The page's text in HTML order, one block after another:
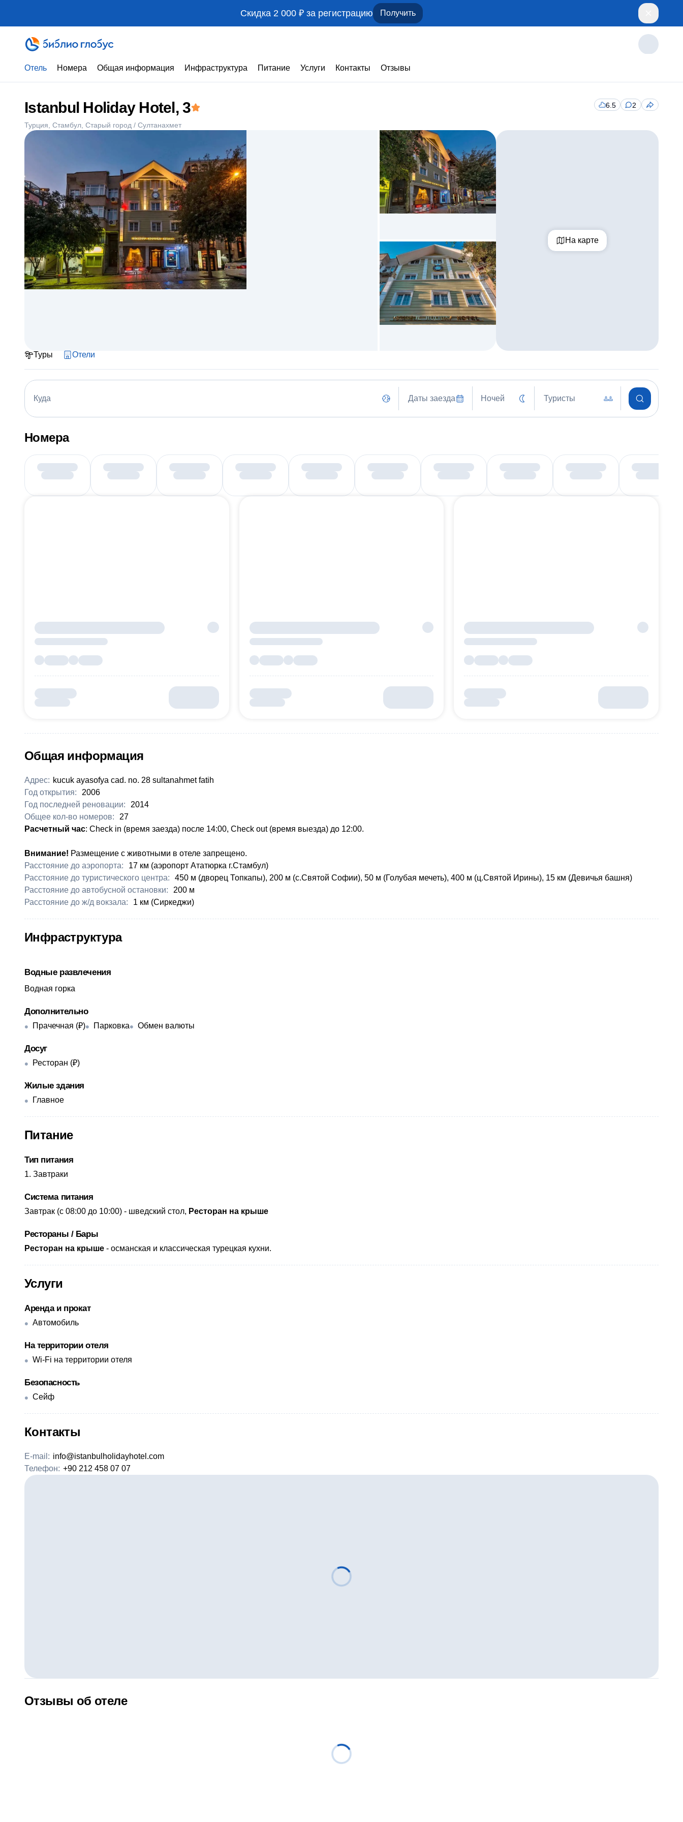
Скидка 2 000 ₽ за регистрацию Получить
Отель Номера Общая информация Инфраструктура Питание Услуги Контакты Отзывы
Istanbul Holiday Hotel, 3
Турция Стамбул Старый город / Султанахмет
6.5 2
На карте
Туры Отели
Куда Даты заезда Ночей Туристы
Номера
Общая информация
Адрес: kucuk ayasofya cad. no. 28 sultanahmet fatih
Год открытия:
2006
Год последней реновации:
2014
Общее кол-во номеров:
27
Расчетный час: Check in (время заезда) после 14:00, Check out (время выезда) до 12:00.
Внимание! Размещение с животными в отеле запрещено.
Расстояние до аэропорта:
17 км (аэропорт Ататюрка г.Стамбул)
Расстояние до туристического центра:
450 м (дворец Топкапы), 200 м (с.Святой Софии), 50 м (Голубая мечеть), 400 м (ц.Святой Ирины), 15 км (Девичья башня)
Расстояние до автобусной остановки:
200 м
Расстояние до ж/д вокзала:
1 км (Сиркеджи)
Инфраструктура
Водные развлечения
Водная горка
Дополнительно
Прачечная (₽) Парковка Обмен валюты
Досуг
Ресторан (₽)
Жилые здания
Главное
Питание
Тип питания
Завтраки
Система питания
Завтрак (с 08:00 до 10:00) - ​шведский стол, Ресторан на крыше
Рестораны / Бары
Ресторан на крыше - османская и классическая турецкая кухни.
Услуги
Аренда и прокат
Автомобиль
На территории отеля
Wi-Fi на территории отеля
Безопасность
Сейф
Контакты
E-mail: info@istanbulholidayhotel.com
Телефон: +90 212 458 07 07
Отзывы об отеле